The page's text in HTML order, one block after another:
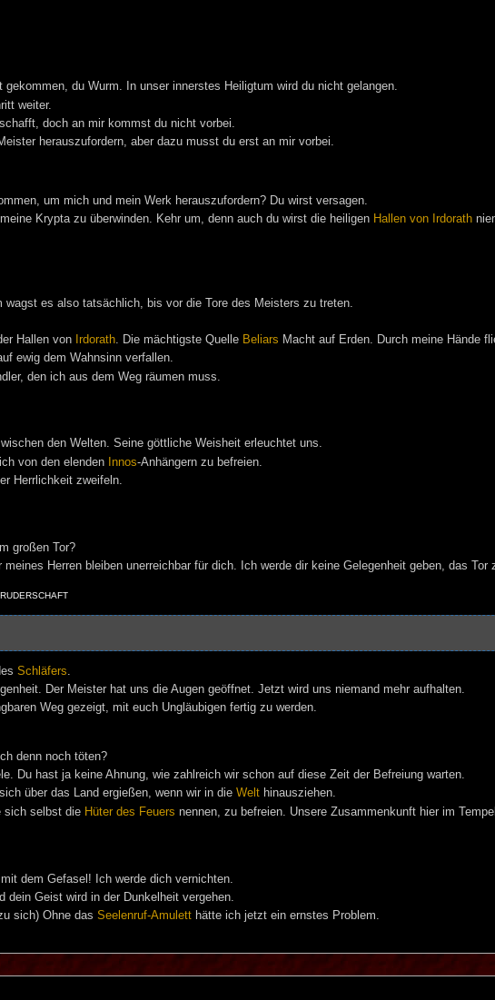
gekommen, du Wurm. In unser innerstes Heiligtum wird du nicht gelangen.
weiter.
doch an mir kommst du nicht vorbei.
herauszufordern, aber dazu musst du erst an mir vorbei.
um mich und mein Werk herauszufordern? Du wirst versagen.
Krypta zu überwinden. Kehr um, denn auch du wirst die heiligen Hallen von Irdorath
wagst es also tatsächlich, bis vor die Tore des Meisters zu treten.
Hallen von Irdorath. Die mächtigste Quelle Beliars Macht auf Erden. Durch meine Hände
ewig dem Wahnsinn verfallen.
den ich aus dem Weg räumen muss.
den Welten. Seine göttliche Weisheit erleuchtet uns.
von den elenden Innos-Anhängern zu befreien.
Herrlichkeit zweifeln.
großen Tor?
meines Herren bleiben unerreichbar für dich. Ich werde dir keine Gelegenheit geben, das Tor
Schläfers
Der Meister hat uns die Augen geöffnet. Jetzt wird uns niemand mehr aufhalten.
Weg gezeigt, mit euch Ungläubigen fertig zu werden.
denn noch töten?
Du hast ja keine Ahnung, wie zahlreich wir schon auf diese Zeit der Befreiung warten.
über das Land ergießen, wenn wir in die Welthinausziehen.
sich selbst die Hüter des Feuers nennen, zu befreien. Unsere Zusammenkunft hier im
dem Gefasel! Ich werde dich vernichten.
dein Geist wird in der Dunkelheit vergehen.
sich) Ohne dasSeelenruf-Amulett hätte ich jetzt ein ernstes Problem.